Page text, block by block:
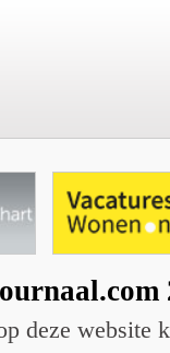
deze website